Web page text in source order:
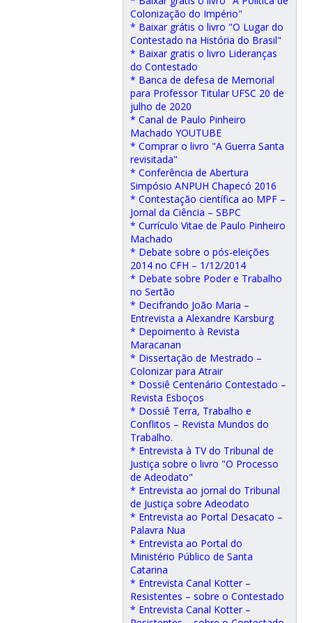
Colonização do Império"
* Baixar grátis o livro "O Lugar do
Contestado na História do Brasil"
* Baixar gratis o livro Lideranças
do Contestado
* Banca de defesa de Memorial
para Professor Titular UFSC 20 de
julho de 2020
* Canal de Paulo Pinheiro
Machado YOUTUBE
* Comprar o livro "A Guerra Santa
revisitada"
* Conferência de Abertura
Simpósio ANPUH Chapecó 2016
* Contestação científica ao MPF –
Jornal da Ciência – SBPC
* Currículo Vitae de Paulo Pinheiro
Machado
* Debate sobre o pós-eleições
2014 no CFH – 1/12/2014
* Debate sobre Poder e Trabalho
no Sertão
* Decifrando João Maria –
Entrevista a Alexandre Karsburg
* Depoimento à Revista
Maracanan
* Dissertação de Mestrado –
Colonizar para Atrair
* Dossiê Centenário Contestado –
Revista Esboços
* Dossiê Terra, Trabalho e
Conflitos – Revista Mundos do
Trabalho.
* Entrevista à TV do Tribunal de
Justiça sobre o livro "O Processo
de Adeodato"
* Entrevista ao jornal do Tribunal
de Justiça sobre Adeodato
* Entrevista ao Portal Desacato –
Palavra Nua
* Entrevista ao Portal do
Ministério Público de Santa
Catarina
* Entrevista Canal Kotter –
Resistentes – sobre o Contestado
* Entrevista Canal Kotter –